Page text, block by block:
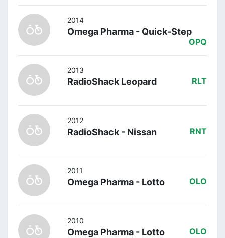
2014
Omega Pharma - Quick-Step
OPQ
2013
RadioShack Leopard RLT
2012
RadioShack - Nissan RNT
2011
Omega Pharma - Lotto OLO
2010
Omega Pharma - Lotto OLO